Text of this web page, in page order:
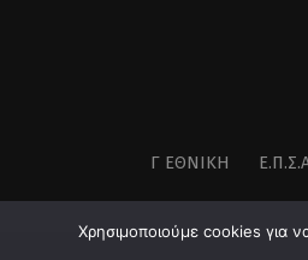
Γ ΕΘΝΙΚΉ
Χρησιμοποιούμε cookies για